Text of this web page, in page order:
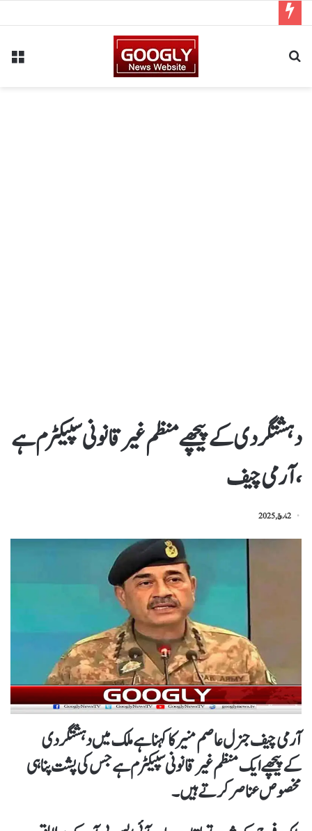
دہشتگردی کے پیچھے منظم غیر قانونی سپیکٹرم ہے
،آرمی چیف
2 مارچ, 2025
آرمی چیف جنرل عاصم منیر کا کہنا ہےملک میں دہشتگردی
کےپیچھےایک منظم غیر قانونی سپیکٹرم ہےجس کی پشت پناہی
مخصوص عناصر کرتے ہیں۔